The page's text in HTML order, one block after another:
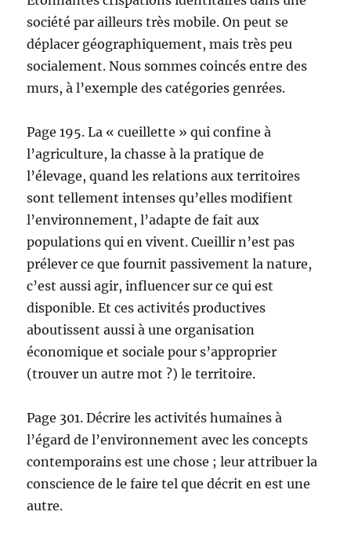
société par ailleurs très mobile. On peut se
déplacer géographiquement, mais très peu
socialement. Nous sommes coincés entre des
murs, à l’exemple des catégories genrées.
Page 195. La « cueillette » qui confine à
l’agriculture, la chasse à la pratique de
l’élevage, quand les relations aux territoires
sont tellement intenses qu’elles modifient
l’environnement, l’adapte de fait aux
populations qui en vivent. Cueillir n’est pas
prélever ce que fournit passivement la nature,
c’est aussi agir, influencer sur ce qui est
disponible. Et ces activités productives
aboutissent aussi à une organisation
économique et sociale pour s’approprier
(trouver un autre mot ?) le territoire.
Page 301. Décrire les activités humaines à
l’égard de l’environnement avec les concepts
contemporains est une chose ; leur attribuer la
conscience de le faire tel que décrit en est une
autre.